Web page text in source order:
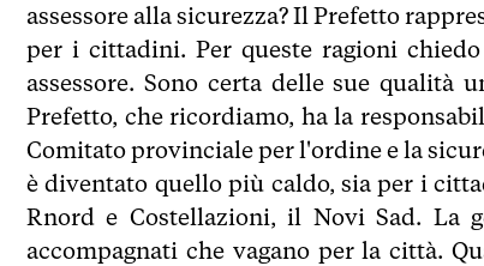
assessore alla sicurezza? Il Prefetto
per i cittadini. Per queste ragioni
assessore. Sono certa delle sue qualità
Prefetto, che ricordiamo, ha la
Comitato provinciale per l'ordine e la
è diventato quello più caldo, sia per i
Rnord e Costellazioni, il Novi Sad. La
accompagnati che vagano per la città.